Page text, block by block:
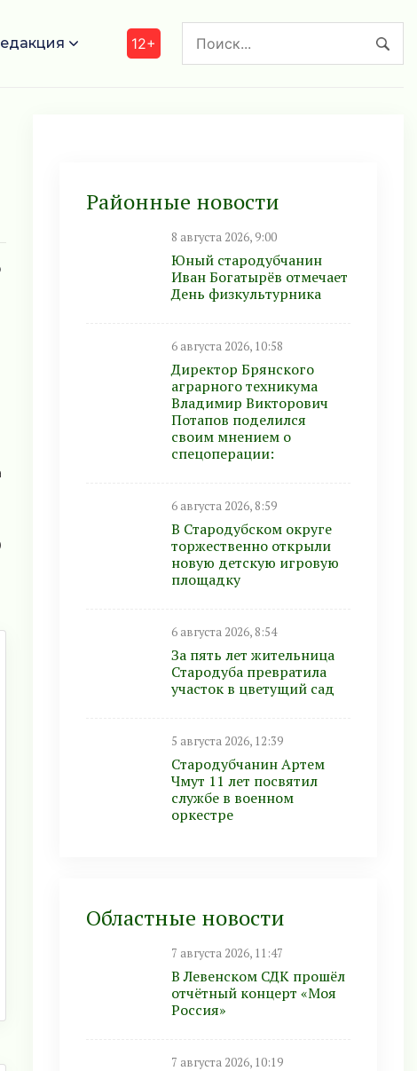
12+
Районные новости
8 августа 2026, 9:00
Юный стародубчанин
Иван Богатырёв отмечает
День физкультурника
6 августа 2026, 10:58
Директор Брянского
аграрного техникума
Владимир Викторович
Потапов поделился
своим мнением о
спецоперации:
6 августа 2026, 8:59
В Стародубском округе
торжественно открыли
новую детскую игровую
площадку
6 августа 2026, 8:54
За пять лет жительница
Стародуба превратила
участок в цветущий сад
5 августа 2026, 12:39
Стародубчанин Артем
Чмут 11 лет посвятил
службе в военном
оркестре
Областные новости
7 августа 2026, 11:47
В Левенском СДК прошёл
отчётный концерт «Моя
Россия»
7 августа 2026, 10:19